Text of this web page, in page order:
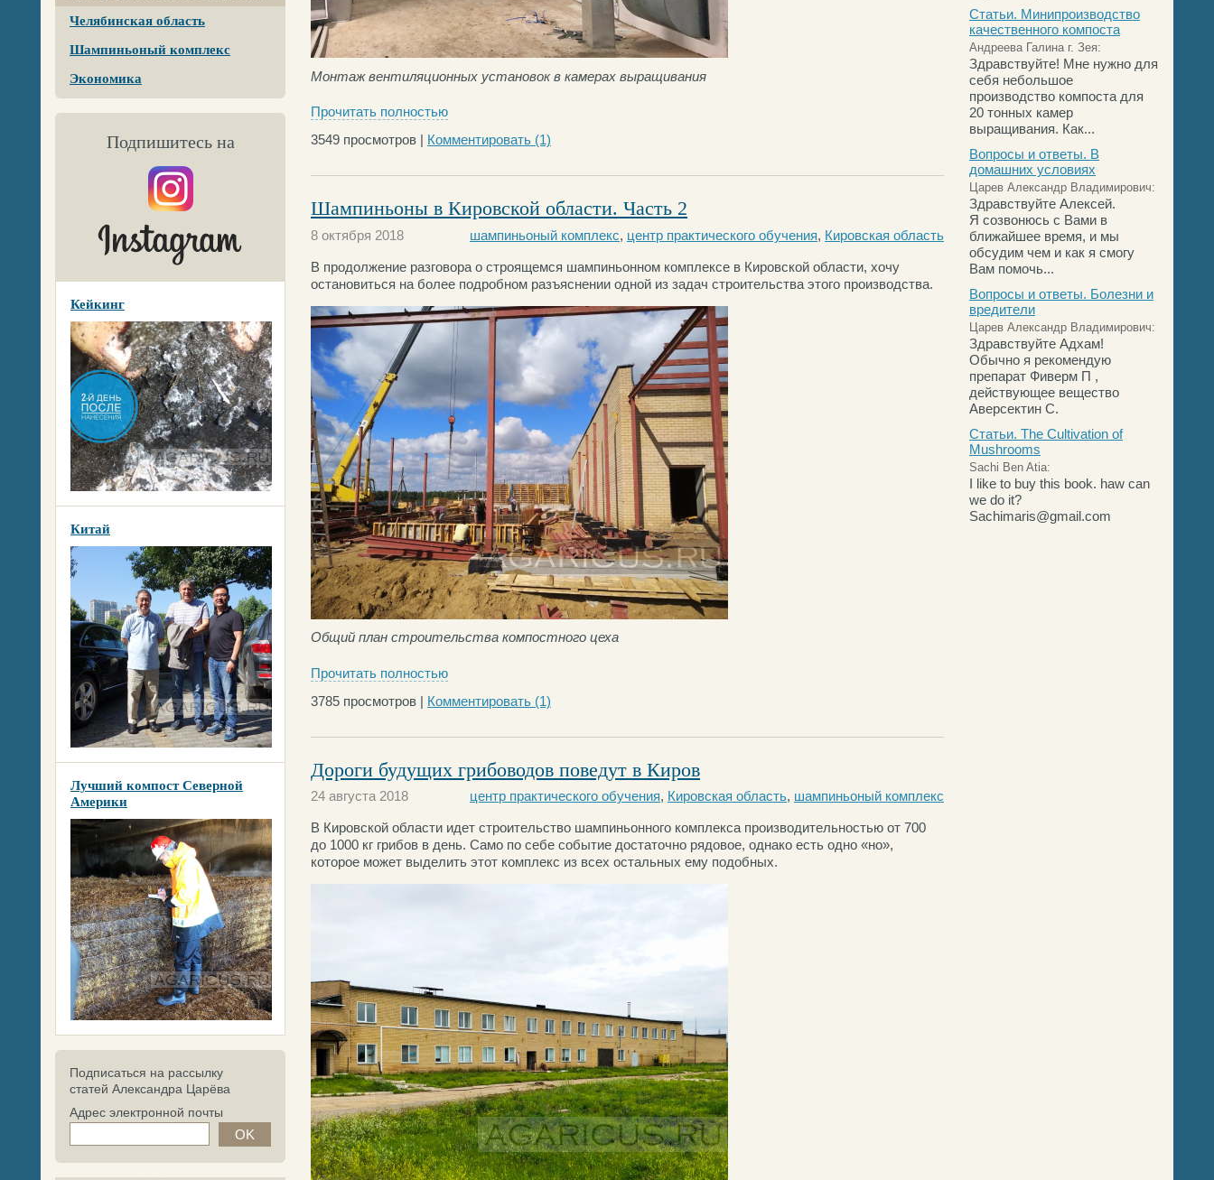
Челябинская область
Шампиньоный комплекс
Экономика
Подпишитесь на
Кейкинг
Китай
Лучший компост Северной
Америки
Подписаться на рассылку
статей Александра Царёва
Адрес электронной почты
Монтаж вентиляционных установок в камерах выращивания
Прочитать полностью
3549 просмотров | Комментировать (1)
Шампиньоны в Кировской области. Часть 2
8 октября 2018 шампиньоный комплекс, центр практического обучения, Кировская область
В продолжение разговора о строящемся шампиньонном комплексе в Кировской области, хочу
остановиться на более подробном разъяснении одной из задач строительства этого производства.
Общий план строительства компостного цеха
Прочитать полностью
3785 просмотров | Комментировать (1)
Дороги будущих грибоводов поведут в Киров
24 августа 2018 центр практического обучения, Кировская область, шампиньоный комплекс
В Кировской области идет строительство шампиньонного комплекса производительностью от 700
до 1000 кг грибов в день. Само по себе событие достаточно рядовое, однако есть одно «но»,
которое может выделить этот комплекс из всех остальных ему подобных.
Статьи. Минипроизводство
качественного компоста
Андреева Галина г. Зея:
Здравствуйте! Мне нужно для
себя небольшое
производство компоста для
20 тонных камер
выращивания. Как...
Вопросы и ответы. В
домашних условиях
Царев Александр Владимирович:
Здравствуйте Алексей.
Я созвонюсь с Вами в
ближайшее время, и мы
обсудим чем и как я смогу
Вам помочь...
Вопросы и ответы. Болезни и
вредители
Царев Александр Владимирович:
Здравствуйте Адхам!
Обычно я рекомендую
препарат Фиверм П ,
действующее вещество
Аверсектин С.
Статьи. The Cultivation of
Mushrooms
Sachi Ben Atia:
I like to buy this book. haw can
we do it?
Sachimaris@gmail.com